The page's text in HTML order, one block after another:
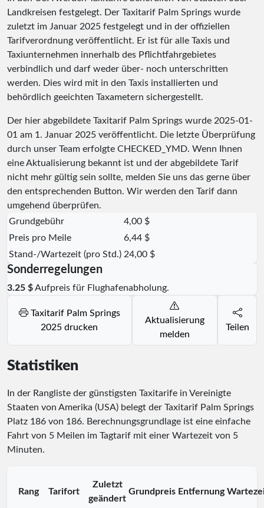
Landkreisen festgelegt. Der Taxitarif Palm Springs wurde
zuletzt im Januar 2025 festgelegt und in der offiziellen
Tarifverordnung veröffentlicht. Er ist für alle Taxis und
Taxiunternehmen innerhalb des Pflichtfahrgebietes
verbindlich und darf weder über- noch unterschritten
werden. Dies wird mit in den Taxis installierten und
behördlich geeichten Taxametern sichergestellt.
Der hier abgebildete Taxitarif Palm Springs wurde 2025-01-
01 am 1. Januar 2025 veröffentlicht. Die letzte Überprüfung
durch unser Team erfolgte CHECKED_YMD. Wenn Ihnen
eine Aktualisierung bekannt ist und der abgebildete Tarif
nicht mehr gültig sein sollte, melden Sie uns das gerne über
den entsprechenden Button. Wir werden den Tarif dann
umgehend überprüfen.
Grundgebühr
4,00 $
Preis pro Meile
6,44 $
Stand-/Wartezeit (pro Std.) 24,00 $
Sonderregelungen
3.25 $Aufpreis für Flughafenabholung.
Taxitarif Palm Springs
2025 drucken
Aktualisierung
melden
Teilen
Statistiken
In der Rangliste der günstigsten Taxitarife in Vereinigte
Staaten von Amerika (USA) belegt der Taxitarif Palm Springs
Platz 186 von 186. Berechnungsgrundlage ist eine einfache
Fahrt von 5 Meilen im Tagtarif mit einer Wartezeit von 5
Minuten.
Rang Tarifort
Zuletzt
geändert
Grundpreis Entfernung